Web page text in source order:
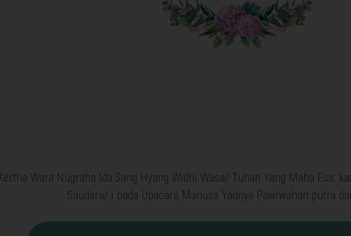
Wara Nugraha Ida Sang Hyang Widhi Wasa/ Tuhan Yang Maha Esa,
Saudara/ i pada Upacara Manusa Yadnya Pawiwahan putra